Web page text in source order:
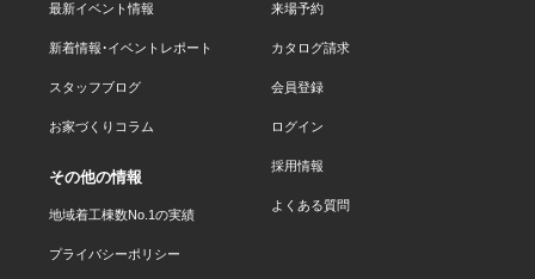
最新イベント情報
新着情報・イベントレポート
スタッフブログ
お家づくりコラム
来場予約
カタログ請求
会員登録
ログイン
採用情報
よくある質問
その他の情報
地域着工棟数No.1の実績
プライバシーポリシー